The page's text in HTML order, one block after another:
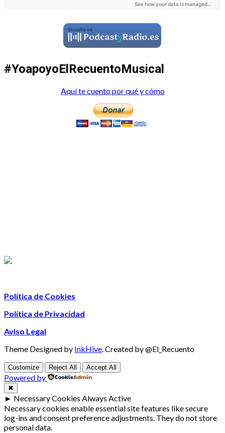
#YoapoyoElRecuentoMusical
Aquí te cuento por qué y cómo
Política de Cookies
Política de Privacidad
Aviso Legal
Theme Designed by InkHive.Created by @El_Recuento
Customize Reject All Accept All
Powered by
✖
► Necessary Cookies Always Active
Necessary cookies enable essential site features like secure
log-ins and consent preference adjustments. They do not store
personal data.